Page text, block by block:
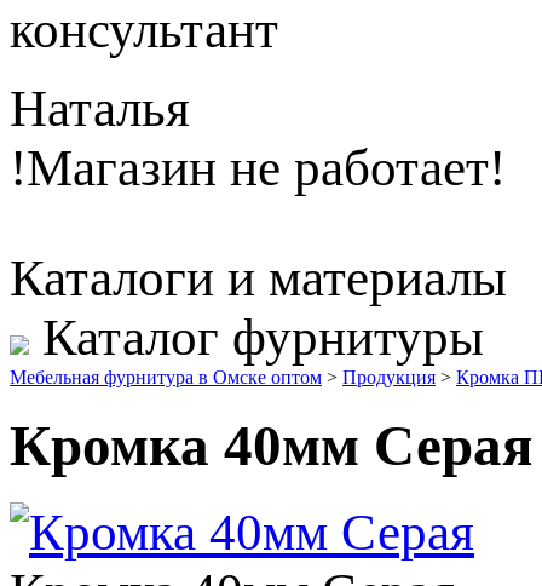
консультант
Наталья
!Магазин не работает!
Каталоги и материалы
Каталог фурнитуры
Мебельная фурнитура в Омске оптом > Продукция > Кромка
Кромка 40мм Серая